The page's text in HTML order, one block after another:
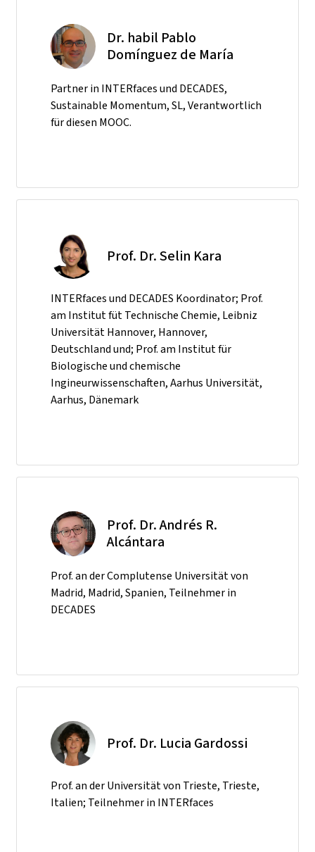
Dr. habil Pablo
Domínguez de María
Partner in INTERfaces und DECADES,
Sustainable Momentum, SL, Verantwortlich
für diesen MOOC.
Prof. Dr. Selin Kara
INTERfaces und DECADES Koordinator; Prof.
am Institut füt Technische Chemie, Leibniz
Universität Hannover, Hannover,
Deutschland und; Prof. am Institut für
Biologische und chemische
Ingineurwissenschaften, Aarhus Universität,
Aarhus, Dänemark
Prof. Dr. Andrés R.
Alcántara
Prof. an der Complutense Universität von
Madrid, Madrid, Spanien, Teilnehmer in
DECADES
Prof. Dr. Lucia Gardossi
Prof. an der Universität von Trieste, Trieste,
Italien; Teilnehmer in INTERfaces